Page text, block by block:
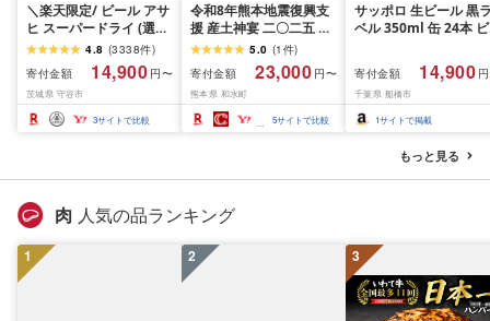
＼楽天限定/ ビール アサ
ヒ スーパードライ (選べ
る 350ml 500ml / 24本
48本 / 単品 2ヶ月〜12ヶ
月定期便 12ヶ月定期便)
楽天フェスタ 期間限定|
最短3日発送 アサヒビー
ル お酒 アルコール
谷市 高評価★4.67
4.8 (3338件)
寄付金額
14,900 円〜
茨城県 守谷市
3サイトで比較
令和8年熊本地震復興支
援 産土神宴 二〇二五 改
良信交 | 二農醸 1本 | 熊
本県 和水町 くまもと な
ごみまち なごみ 産土 米
お酒 酒 地酒 花の香酒造
5.0 (1 件)
寄付金額
23,000 円〜
熊本県 和水町
5サイトで比較
サッポロ 生ビール 黒
ベル 350ml 缶 24本 ビ
空レストランキャンペ
ン実施中!]
寄付金額 14,900
千葉県 船橋市
1サイトで掲載
もっと見る
肉 人気の品ランキング
1 2 3